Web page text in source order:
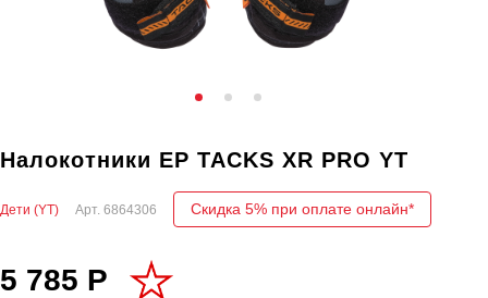
Налокотники EP TACKS XR PRO YT
Дети (YT) Арт. 6864306 Скидка 5% при оплате онлайн*
5 785 Р